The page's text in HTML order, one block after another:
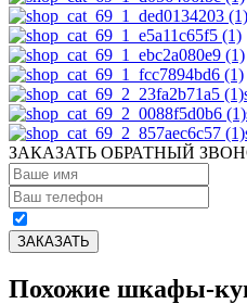
ЗАКАЗАТЬ ОБРАТНЫЙ
Похожие шкафы-